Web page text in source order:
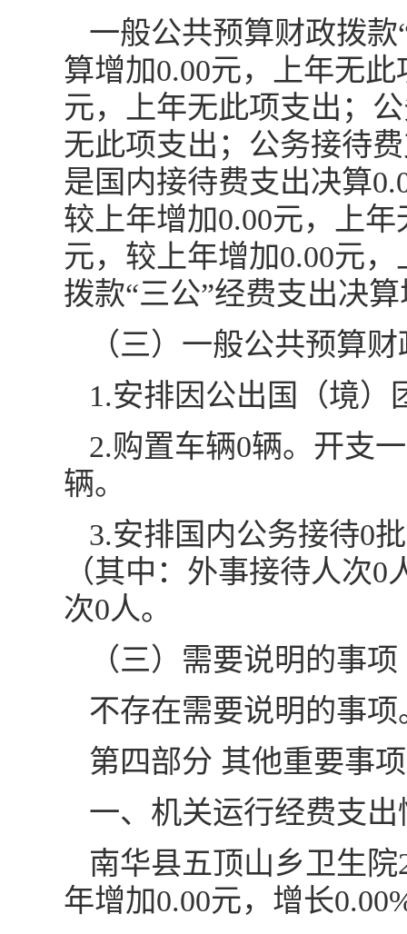
一般公共预算财政拨
算增加0.00元，上年无
元，上年无此项支出；
无此项支出；公务接待
是国内接待费支出决算
较上年增加0.00元，上
元，较上年增加0.00元
拨款“三公”经费支出决
（三）一般公共预算
1.安排因公出国（境）
2.购置车辆0辆。开支
辆。
3.安排国内公务接待0
（其中：外事接待人次
次0人。
（三）需要说明的事项
不存在需要说明的事项
第四部分 其他重要事
一、机关运行经费支出
南华县五顶山乡卫生院
年增加0.00元，增长